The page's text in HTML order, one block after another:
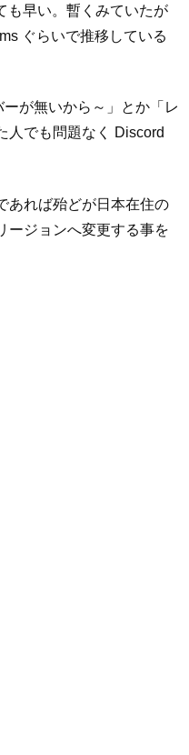
も早い。暫くみていたが
ぐらいで推移している
が無いから～」とか「レ
人でも問題なく Discord
あれば殆どが日本在住の
ージョンへ変更する事を